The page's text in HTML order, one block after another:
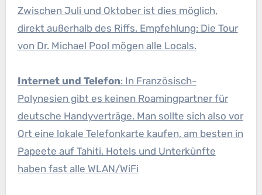
Zwischen Juli und Oktober ist dies möglich,
direkt außerhalb des Riffs. Empfehlung: Die Tour
von Dr. Michael Pool mögen alle Locals.
Internet und Telefon: In Französisch-
Polynesien gibt es keinen Roamingpartner für
deutsche Handyverträge. Man sollte sich also vor
Ort eine lokale Telefonkarte kaufen, am besten in
Papeete auf Tahiti. Hotels und Unterkünfte
haben fast alle WLAN/WiFi